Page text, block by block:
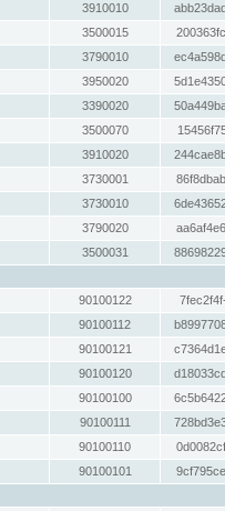
3910010
3500015
3790010
3950020
3390020
3500070
3910020
3730001
3730010
3790020
3500031
90100122
90100112
90100121
90100120
90100100
90100111
90100110
90100101